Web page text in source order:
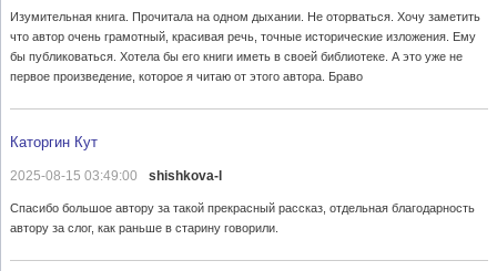
Изумительная книга. Прочитала на одном дыхании. Не оторваться. Хочу заметить
что автор очень грамотный, красивая речь, точные исторические изложения. Ему
бы публиковаться. Хотела бы его книги иметь в своей библиотеке. А это уже не
первое произведение, которое я читаю от этого автора. Браво
Каторгин Кут
2025-08-15 03:49:00 shishkova-l
Спасибо большое автору за такой прекрасный рассказ, отдельная благодарность
автору за слог, как раньше в старину говорили.